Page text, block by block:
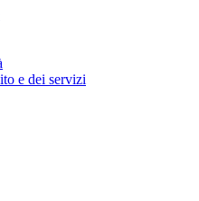
e dei servizi